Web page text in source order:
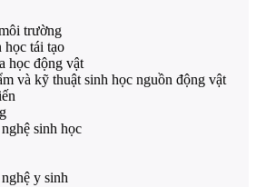
trường
học tái tạo
học động vật
và kỹ thuật sinh học nguồn động vật
sinh học
y sinh